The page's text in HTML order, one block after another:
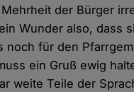
der Bürger
Wunder also, dass
noch für den
ein Gruß ewig
weite Teile der